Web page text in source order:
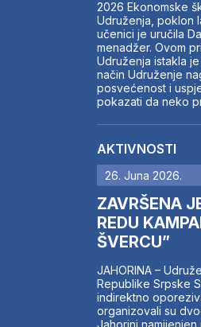
KONTAKT
2026 Ekonomske
Udruženja, poklon
učenici je uručila
menadžer. Ovom
Udruženja istakla
način Udruženje
posvećenost i
pokazati da neko
AKTIVNOSTI
26. Juna 2026.
ZAVRŠENA
REDU
ŠVERCU”
JAHORINA –
Republike Srpske
indirektno
organizovali su
Jahorini namijenjen